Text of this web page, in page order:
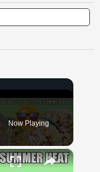
Now Playing
×